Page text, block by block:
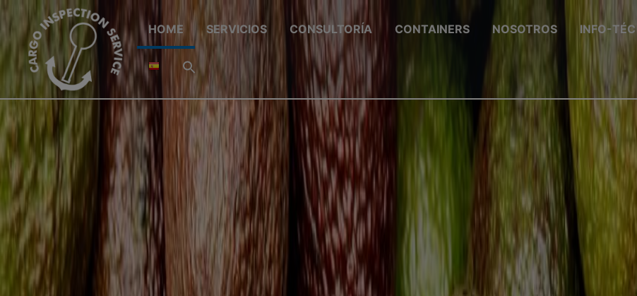
HOME SERVICIOS CONSULTORÍA CONTAINERS NOSOTROS INFO-TÉC